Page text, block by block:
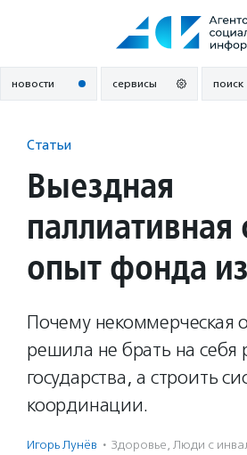
новости сервисы поиск
Статьи
Выездная
паллиативная
опыт фонда
Почему некоммерческая
решила не брать на себя
государства, а строить
координации.
Игорь Лунёв · Здоровье, Люди с